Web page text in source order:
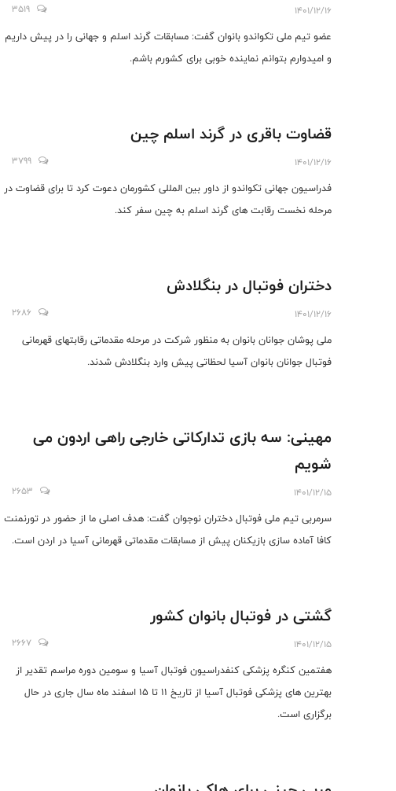
1401/12/16
3519
عضو تیم ملی تکواندو بانوان گفت: مسابقات گرند اسلم و جهانی را در پیش داریم
و امیدوارم بتوانم نماینده خوبی برای کشورم باشم.
قضاوت باقری در گرند اسلم چین
1401/12/16
3799
فدراسیون جهانی تکواندو از داور بین المللی کشورمان دعوت کرد تا برای قضاوت در
مرحله نخست رقابت های گرند اسلم به چین سفر کند.
دختران فوتبال در بنگلادش
1401/12/16
2686
ملی پوشان جوانان بانوان به منظور شرکت در مرحله مقدماتی رقابتهای قهرمانی
فوتبال جوانان بانوان آسیا لحظاتی پیش وارد بنگلادش شدند.
مهینی: سه بازی تدارکاتی خارجی راهی اردون می
شویم
1401/12/15
2653
سرمربی تیم ملی فوتبال دختران نوجوان گفت: هدف اصلی ما از حضور در تورنمنت
کافا آماده سازی بازیکنان پیش از مسابقات مقدماتی قهرمانی آسیا در اردن است.
گشتی در فوتبال بانوان کشور
1401/12/15
2667
هفتمین کنگره پزشکی کنفدراسیون فوتبال آسیا و سومین دوره مراسم تقدیر از
بهترین های پزشکی فوتبال آسیا از تاریخ ۱۱ تا ۱۵ اسفند ماه سال جاری در حال
برگزاری است.